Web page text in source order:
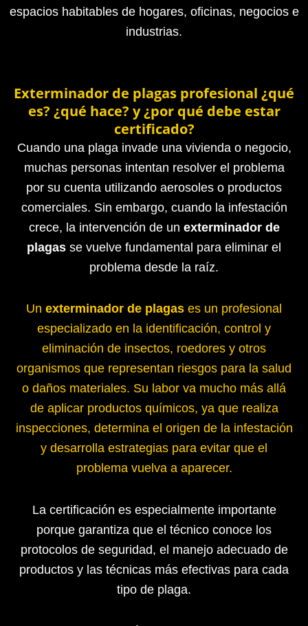
espacios habitables de hogares, oficinas, negocios e
industrias.
Exterminador de plagas profesional ¿qué
es? ¿qué hace? y ¿por qué debe estar
certificado?
Cuando una plaga invade una vivienda o negocio,
muchas personas intentan resolver el problema
por su cuenta utilizando aerosoles o productos
comerciales. Sin embargo, cuando la infestación
crece, la intervención de un exterminador de
plagas se vuelve fundamental para eliminar el
problema desde la raíz.
Un exterminador de plagas es un profesional
especializado en la identificación, control y
eliminación de insectos, roedores y otros
organismos que representan riesgos para la salud
o daños materiales. Su labor va mucho más allá
de aplicar productos químicos, ya que realiza
inspecciones, determina el origen de la infestación
y desarrolla estrategias para evitar que el
problema vuelva a aparecer.
La certificación es especialmente importante
porque garantiza que el técnico conoce los
protocolos de seguridad, el manejo adecuado de
productos y las técnicas más efectivas para cada
tipo de plaga.